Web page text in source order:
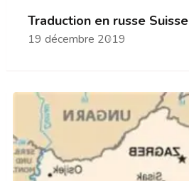
Traduction en russe Suisse
19 décembre 2019